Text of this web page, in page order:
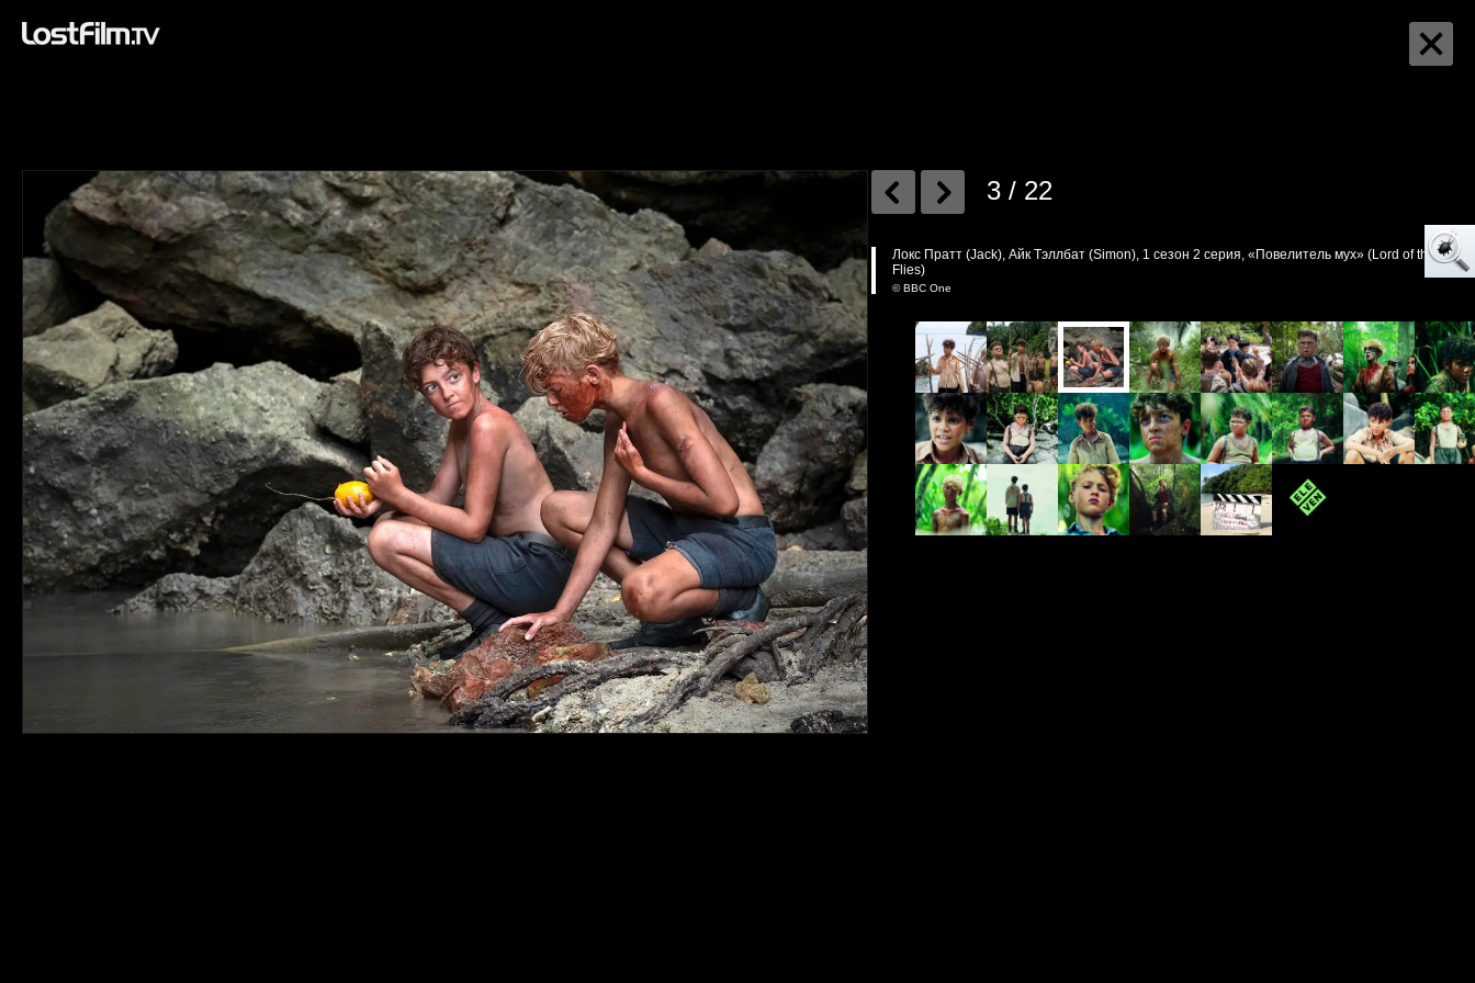
3 / 22
Локс Пратт (Jack), Айк Тэллбат (Simon), 1 сезон 2 серия, «Повелитель мух» (Lord of the
Flies)
© BBC One